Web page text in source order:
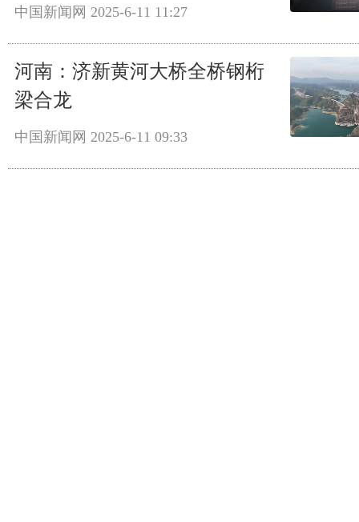
中国新闻网 2025-6-11 11:27
河南：济新黄河大桥全桥钢桁
梁合龙
中国新闻网 2025-6-11 09:33